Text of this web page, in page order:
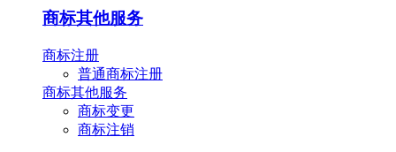
商标其他服务
商标注册
普通商标注册
商标其他服务
商标变更
商标注销